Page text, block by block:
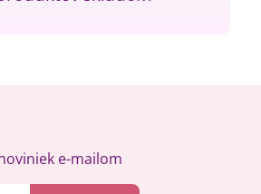
e-mailom